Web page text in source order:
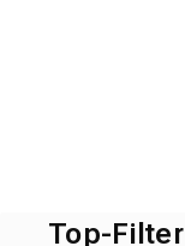
Top-Filter